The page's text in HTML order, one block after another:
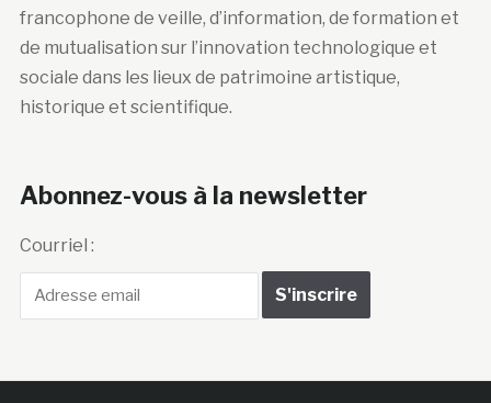
francophone de veille, d’information, de formation et
de mutualisation sur l’innovation technologique et
sociale dans les lieux de patrimoine artistique,
historique et scientifique.
Abonnez-vous à la newsletter
Courriel :